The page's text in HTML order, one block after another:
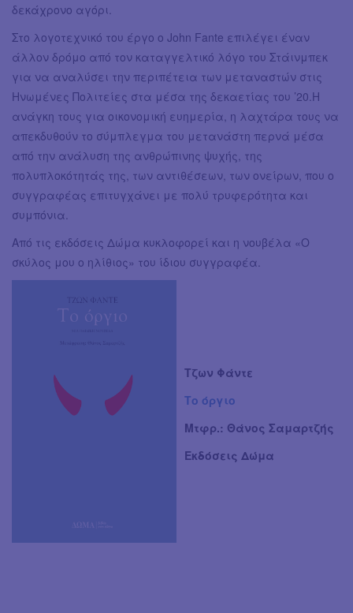
δεκάχρονο αγόρι.
Στο λογοτεχνικό του έργο ο John Fante επιλέγει έναν
άλλον δρόμο από τον καταγγελτικό λόγο του Στάινμπεκ
για να αναλύσει την περιπέτεια των μεταναστών στις
Ηνωμένες Πολιτείες στα μέσα της δεκαετίας του ’20.Η
ανάγκη τους για οικονομική ευημερία, η λαχτάρα τους να
απεκδυθούν το σύμπλεγμα του μετανάστη περνά μέσα
από την ανάλυση της ανθρώπινης ψυχής, της
πολυπλοκότητάς της, των αντιθέσεων, των ονείρων, που ο
συγγραφέας επιτυγχάνει με πολύ τρυφερότητα και
συμπόνια.
Από τις εκδόσεις Δώμα κυκλοφορεί και η νουβέλα «Ο
σκύλος μου ο ηλίθιος» του ίδιου συγγραφέα.
Τζων Φάντε
Το όργιο
Μτφρ.: Θάνος Σαμαρτζής
Εκδόσεις Δώμα